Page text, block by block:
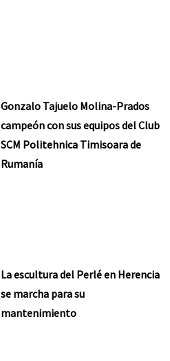
Gonzalo Tajuelo Molina-Prados
campeón con sus equipos del Club
SCM Politehnica Timisoara de
Rumanía
La escultura del Perlé en Herencia
se marcha para su
mantenimiento